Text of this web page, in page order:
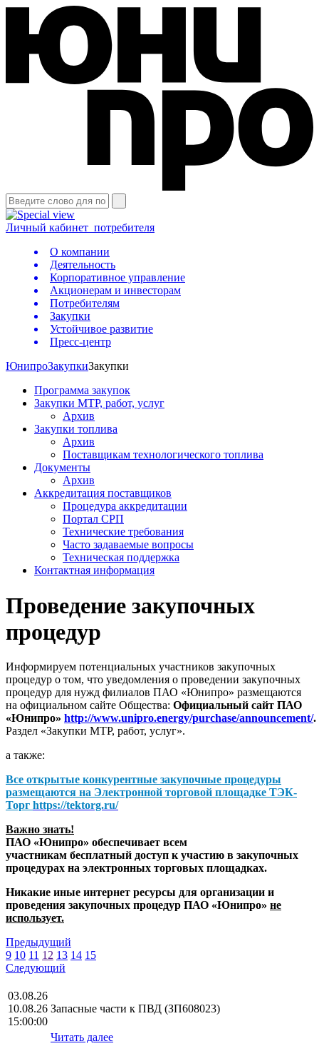
Личный кабинет потребителя
О компании
Деятельность
Корпоративное управление
Акционерам и инвесторам
Потребителям
Закупки
Устойчивое развитие
Пресс-центр
ЮнипроЗакупкиЗакупки
Программа закупок
Закупки МТР, работ, услуг
Архив
Закупки топлива
Архив
Поставщикам технологического топлива
Документы
Архив
Аккредитация поставщиков
Процедура аккредитации
Портал СРП
Технические требования
Часто задаваемые вопросы
Техническая поддержка
Контактная информация
Проведение закупочных
процедур
Информируем потенциальных участников закупочных
процедур о том, что уведомления о проведении закупочных
процедур для нужд филиалов ПАО «Юнипро» размещаются
на официальном сайте Общества: Официальный сайт ПАО
«Юнипро» http://www.unipro.energy/purchase/announcement/.
Раздел «Закупки МТР, работ, услуг».
а также:
Все открытые конкурентные закупочные процедуры
размещаются на Электронной торговой площадке ТЭК-
Торг https://tektorg.ru/
Важно знать!
ПАО «Юнипро» обеспечивает всем
участникам бесплатный доступ к участию в закупочных
процедурах на электронных торговых площадках.
Никакие иные интернет ресурсы для организации и
проведения закупочных процедур ПАО «Юнипро» не
использует.
Предыдущий
9 10 11 12 13 14 15
Следующий
03.08.26
10.08.26
15:00:00
Запасные части к ПВД (ЗП608023)
Читать далее